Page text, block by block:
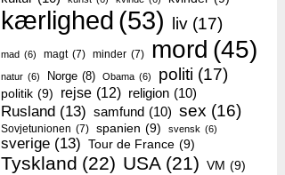
kærlighed (53) liv (17)
mad (6) magt (7) minder (7) mord (45)
natur (6) Norge (8) Obama (6) politi (17)
politik (9) rejse (12) religion (10)
Rusland (13) samfund (10) sex (16)
Sovjetunionen (7) spanien (9) svensk (6)
sverige (13) Tour de France (9)
Tyskland (22) USA (21) VM (9)